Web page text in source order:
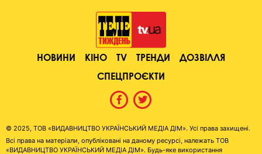
НОВИНИ КІНО TV ТРЕНДИ
ДОЗВІЛЛЯ
СПЕЦПРОЄКТИ
© 2025, ТОВ «ВИДАВНИЦТВО УКРАЇНСЬКИЙ МЕДІА ДІМ». Усі права захищені.
Всі права на матеріали, опубліковані на даному ресурсі, належать ТОВ
«ВИДАВНИЦТВО УКРАЇНСЬКИЙ МЕДІА ДІМ». Будь-яке використання